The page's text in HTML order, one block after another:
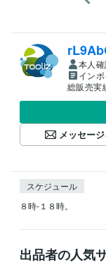
本人
イン
総販売実
メッセー
スケジュール
８時-１８時。
出品者の人気